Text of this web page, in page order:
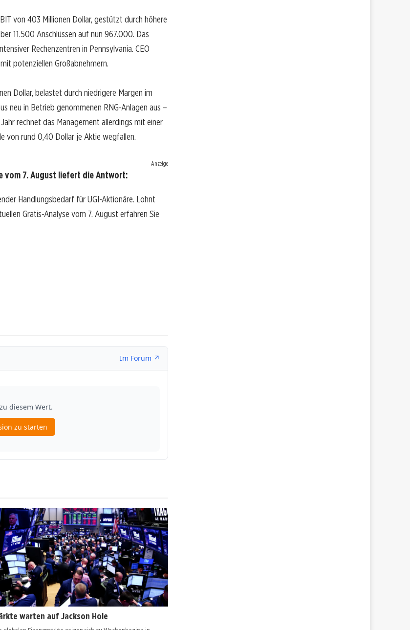
von 403 Millionen Dollar, gestützt durch höhere
11.500 Anschlüssen auf nun 967.000. Das
Rechenzentren in Pennsylvania. CEO
potenziellen Großabnehmern.
Dollar, belastet durch niedrigere Margen im
neu in Betrieb genommenen RNG-Anlagen aus –
rechnet das Management allerdings mit einer
von rund 0,40 Dollar je Aktie wegfallen.
Anzeige
vom 7. August liefert die Antwort:
Handlungsbedarf für UGI-Aktionäre. Lohnt
Gratis-Analyse vom 7. August erfahren Sie
warten auf Jackson Hole